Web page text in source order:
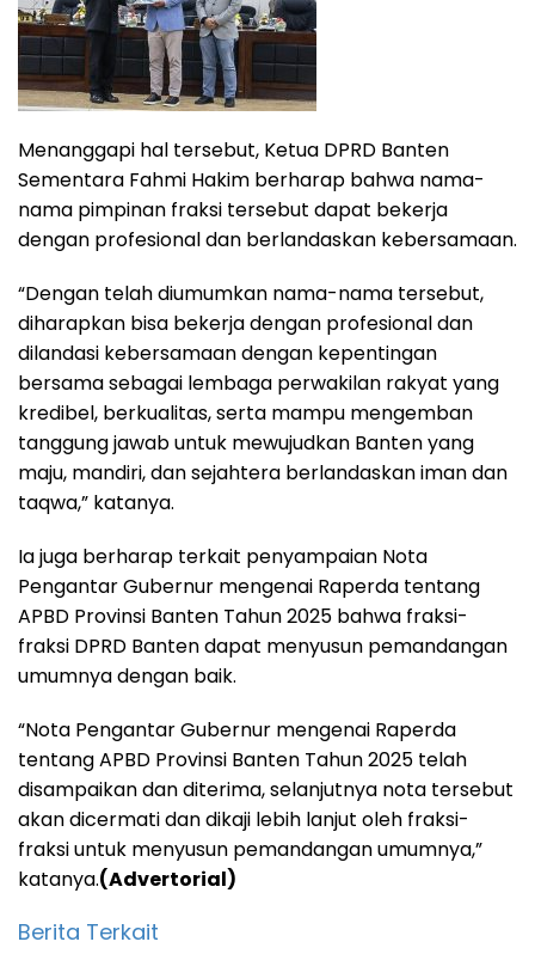
Menanggapi hal tersebut, Ketua DPRD Banten
Sementara Fahmi Hakim berharap bahwa nama-
nama pimpinan fraksi tersebut dapat bekerja
dengan profesional dan berlandaskan kebersamaan.
“Dengan telah diumumkan nama-nama tersebut,
diharapkan bisa bekerja dengan profesional dan
dilandasi kebersamaan dengan kepentingan
bersama sebagai lembaga perwakilan rakyat yang
kredibel, berkualitas, serta mampu mengemban
tanggung jawab untuk mewujudkan Banten yang
maju, mandiri, dan sejahtera berlandaskan iman dan
taqwa,” katanya.
Ia juga berharap terkait penyampaian Nota
Pengantar Gubernur mengenai Raperda tentang
APBD Provinsi Banten Tahun 2025 bahwa fraksi-
fraksi DPRD Banten dapat menyusun pemandangan
umumnya dengan baik.
“Nota Pengantar Gubernur mengenai Raperda
tentang APBD Provinsi Banten Tahun 2025 telah
disampaikan dan diterima, selanjutnya nota tersebut
akan dicermati dan dikaji lebih lanjut oleh fraksi-
fraksi untuk menyusun pemandangan umumnya,”
katanya.(Advertorial)
Berita Terkait